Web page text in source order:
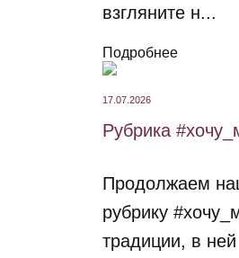
взгляните н...
Подробнее
17.07.2026
Рубрика
Продолжаем
рубрику
традиции, в ней